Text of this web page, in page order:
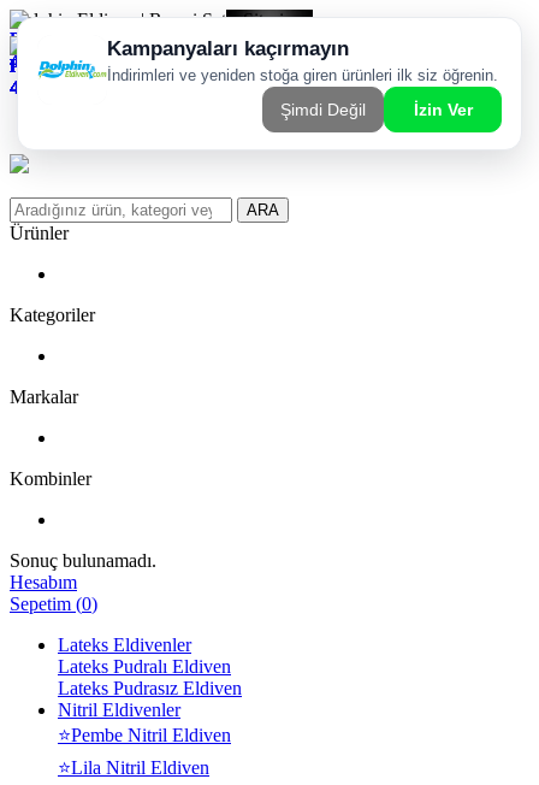
Dolphin Eldiven | Resmi Satış Sitesi
Kargom Nerede?
WhatsApp Sipariş Hattı
ARA
Ürünler
Kategoriler
Markalar
Kombinler
Sonuç bulunamadı.
Hesabım
Sepetim (0)
Lateks Eldivenler
Lateks Pudralı Eldiven
Lateks Pudrasız Eldiven
Nitril Eldivenler
⭐Pembe Nitril Eldiven
⭐Lila Nitril Eldiven